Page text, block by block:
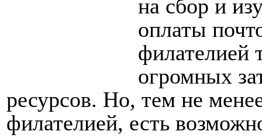
на сбор и
оплаты
филателией
огромных
ресурсов. Но, тем не
филателией, есть